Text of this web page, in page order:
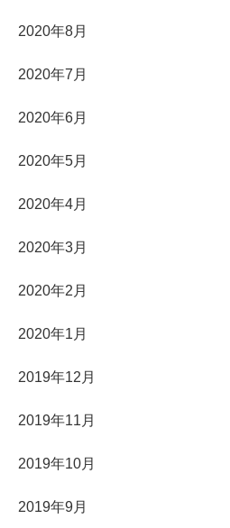
2020年8月
2020年7月
2020年6月
2020年5月
2020年4月
2020年3月
2020年2月
2020年1月
2019年12月
2019年11月
2019年10月
2019年9月